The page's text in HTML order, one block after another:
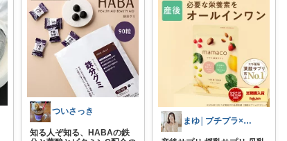
ついさっき
知る人ぞ知る、HABAの鉄
まゆ│プチプラ×ご褒美スイーツ